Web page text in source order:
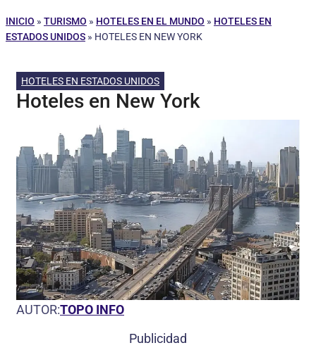
INICIO » TURISMO » HOTELES EN EL MUNDO » HOTELES EN
ESTADOS UNIDOS » HOTELES EN NEW YORK
HOTELES EN ESTADOS UNIDOS
Hoteles en New York
AUTOR:TOPO INFO
Publicidad